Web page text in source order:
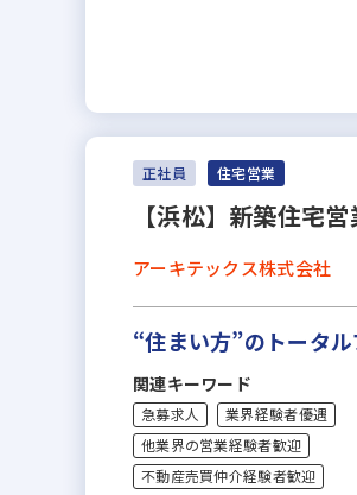
正社員 住宅営業
【浜松】新築住宅
アーキテックス株式会社
“住まい方”のトータ
関連キーワード
急募求人
業界経験者優遇
他業界の営業経験者歓迎
不動産売買仲介経験者歓迎